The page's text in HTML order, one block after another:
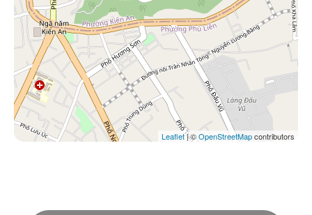
Leaflet| ©OpenStreetMapcontributors